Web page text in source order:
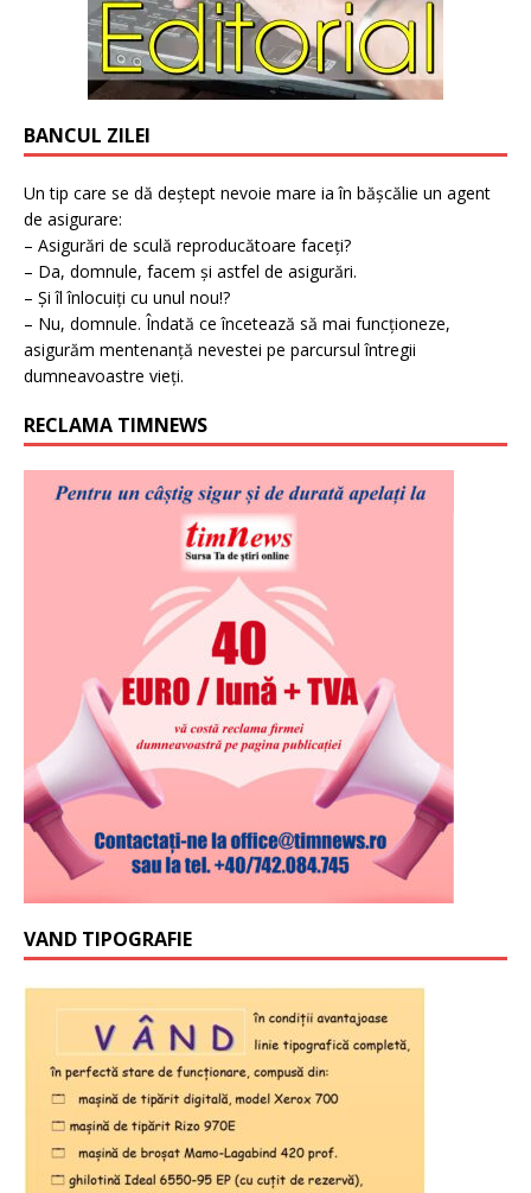
BANCUL ZILEI
Un tip care se dă deștept nevoie mare ia în bășcălie un agent
de asigurare:
– Asigurări de sculă reproducătoare faceți?
– Da, domnule, facem și astfel de asigurări.
– Și îl înlocuiți cu unul nou!?
– Nu, domnule. Îndată ce încetează să mai funcționeze,
asigurăm mentenanță nevestei pe parcursul întregii
dumneavoastre vieți.
RECLAMA TIMNEWS
VAND TIPOGRAFIE